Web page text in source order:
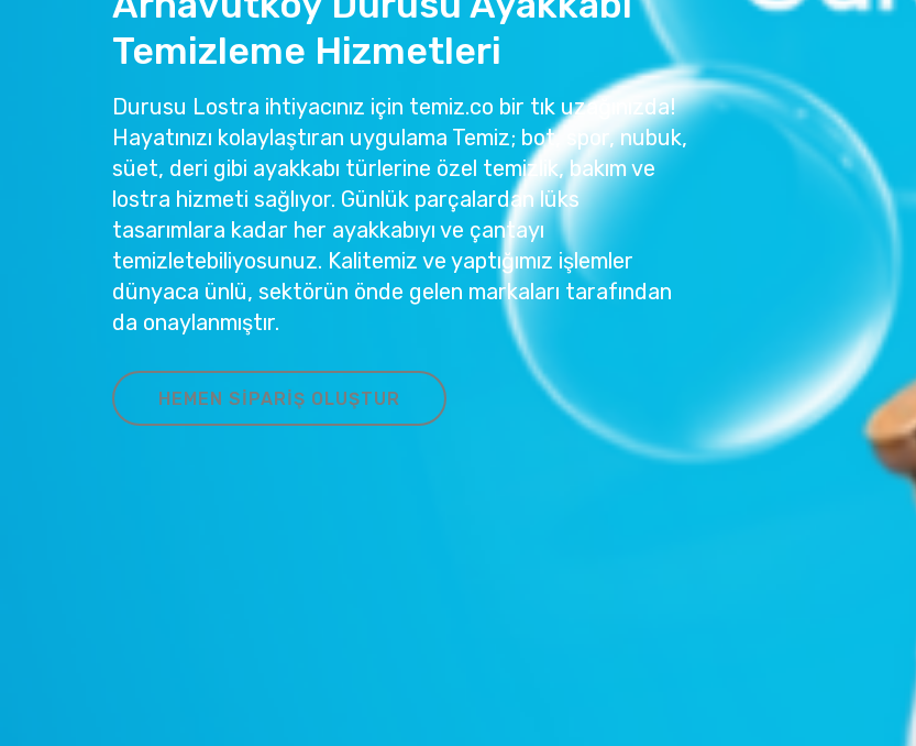
Temizleme Hizmetleri
Durusu Lostra ihtiyacınız için temiz.co bir tık uzağınızda!
Hayatınızı kolaylaştıran uygulama Temiz; bot, spor, nubuk,
süet, deri gibi ayakkabı türlerine özel temizlik, bakım ve
lostra hizmeti sağlıyor. Günlük parçalardan lüks
tasarımlara kadar her ayakkabıyı ve çantayı
temizletebiliyosunuz. Kalitemiz ve yaptığımız işlemler
dünyaca ünlü, sektörün önde gelen markaları tarafından
da onaylanmıştır.
HEMEN SIPARIŞ OLUŞTUR